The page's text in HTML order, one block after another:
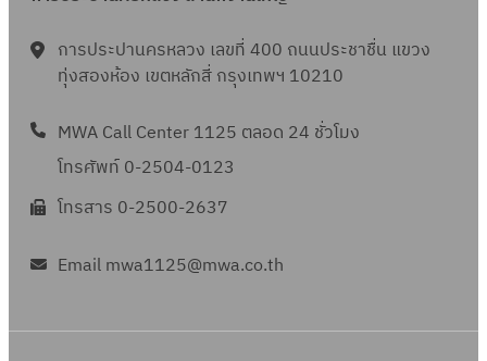
การประปานครหลวง เลขที่ 400 ถนนประชาชื่น แขวง
ทุ่งสองห้อง เขตหลักสี่ กรุงเทพฯ 10210
MWA Call Center 1125 ตลอด 24 ชั่วโมง
โทรศัพท์ 0-2504-0123
โทรสาร 0-2500-2637
Email mwa1125@mwa.co.th